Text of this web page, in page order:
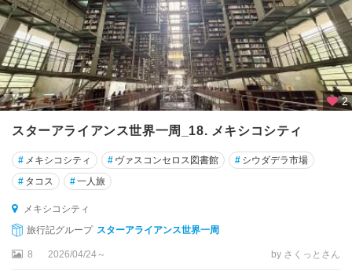
★
ロ
ス
カ
ボ
ス
カ
プ
ル
コ
ア
グ
2
スターアライアンス世界一周_18. メキシコシティ
# メキシコシティ # ヴァスコンセロス図書館 # シウダデラ市場
# タコス #一人旅
メキシコシティ
旅行記グループ スターアライアンス世界一周
8 2026/04/24～ by さくっとさん